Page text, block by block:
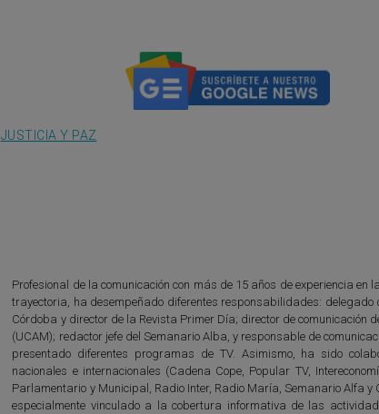
JUSTICIA Y PAZ
Profesional de la comunicación con más de 15 años de experiencia
trayectoria, ha desempeñado diferentes responsabilidades: delegado
Córdoba y director de la Revista Primer Día; director de comunicación
(UCAM); redactor jefe del Semanario Alba, y responsable de
presentado diferentes programas de TV. Asimismo, ha sido
nacionales e internacionales (Cadena Cope, Popular TV,
Parlamentario y Municipal, Radio Inter, Radio María, Semanario Alfa y
especialmente vinculado a la cobertura informativa de las